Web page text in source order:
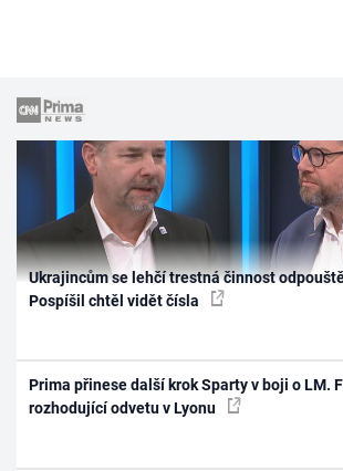
Ukrajincům se lehčí trestná činnost
Pospíšil chtěl vidět čísla
Prima přinese další krok Sparty v boji o LM.
rozhodující odvetu v Lyonu